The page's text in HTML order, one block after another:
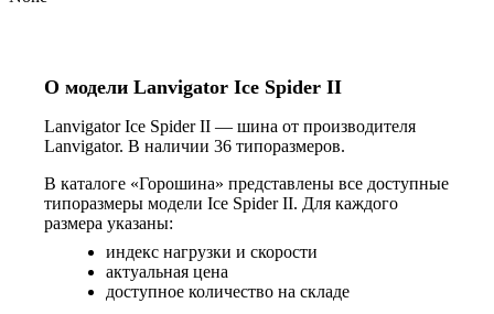
О модели Lanvigator Ice Spider II
Lanvigator Ice Spider II — шина от производителя
Lanvigator. В наличии 36 типоразмеров.
В каталоге «Горошина» представлены все доступные
типоразмеры модели Ice Spider II. Для каждого
размера указаны:
индекс нагрузки и скорости
актуальная цена
доступное количество на складе